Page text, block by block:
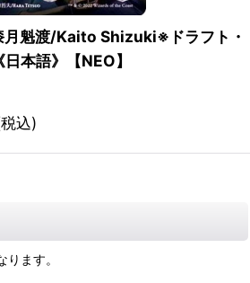
魁渡/Kaito Shizuki※ドラフト・
本語》【NEO】
込)
ます。